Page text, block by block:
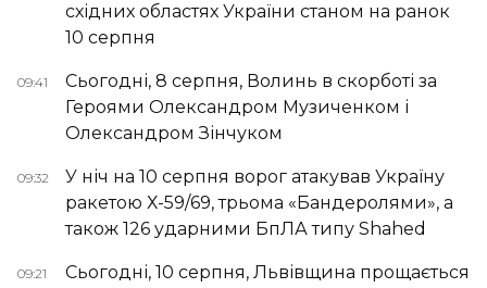
східних областях України станом на ранок
10 серпня
09:41
Сьогодні, 8 серпня, Волинь в скорботі за
Героями Олександром Музиченком і
Олександром Зінчуком
09:32
У ніч на 10 серпня ворог атакував Україну
ракетою Х-59/69, трьома «Бандеролями», а
також 126 ударними БпЛА типу Shahed
09:21
Сьогодні, 10 серпня, Львівщина прощається